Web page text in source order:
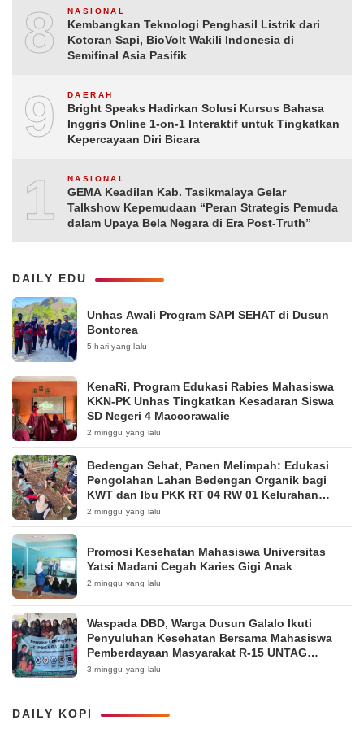
8 NASIONAL
Kembangkan Teknologi Penghasil Listrik dari
Kotoran Sapi, BioVolt Wakili Indonesia di
Semifinal Asia Pasifik
9 DAERAH
Bright Speaks Hadirkan Solusi Kursus Bahasa
Inggris Online 1-on-1 Interaktif untuk Tingkatkan
Kepercayaan Diri Bicara
10NASIONAL
GEMA Keadilan Kab. Tasikmalaya Gelar
Talkshow Kepemudaan “Peran Strategis Pemuda
dalam Upaya Bela Negara di Era Post-Truth”
DAILY EDU
Unhas Awali Program SAPI SEHAT di Dusun
Bontorea
5 hari yang lalu
KenaRi, Program Edukasi Rabies Mahasiswa
KKN-PK Unhas Tingkatkan Kesadaran Siswa
SD Negeri 4 Maccorawalie
2 minggu yang lalu
Bedengan Sehat, Panen Melimpah: Edukasi
Pengolahan Lahan Bedengan Organik bagi
KWT dan Ibu PKK RT 04 RW 01 Kelurahan
Pakintelan
2 minggu yang lalu
Promosi Kesehatan Mahasiswa Universitas
Yatsi Madani Cegah Karies Gigi Anak
2 minggu yang lalu
Waspada DBD, Warga Dusun Galalo Ikuti
Penyuluhan Kesehatan Bersama Mahasiswa
Pemberdayaan Masyarakat R-15 UNTAG
Surabaya 2026
3 minggu yang lalu
DAILY KOPI